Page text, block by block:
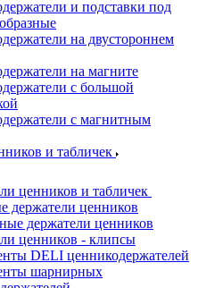
и подставки под
на двустороннем
на магните
с большой
с магнитным
и табличек
ценников и табличек
держатели ценников
держатели ценников
ценников - клипсы
DELI ценникодержателей
шарнирных